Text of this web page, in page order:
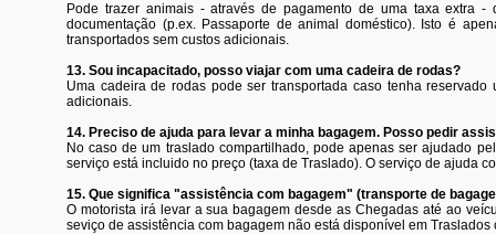
Pode trazer animais - através de pagamento de uma taxa extra
documentação (p.ex. Passaporte de animal doméstico). Isto é
transportados sem custos adicionais.
13. Sou incapacitado, posso viajar com uma cadeira de rodas?
Uma cadeira de rodas pode ser transportada caso tenha
adicionais.
14. Preciso de ajuda para levar a minha bagagem. Posso pedir
No caso de um traslado compartilhado, pode apenas ser ajudado
serviço está incluido no preço (taxa de Traslado). O serviço de ajuda
15. Que significa "assistência com bagagem" (transporte de
O motorista irá levar a sua bagagem desde as Chegadas até ao
seviço de assistência com bagagem não está disponível em